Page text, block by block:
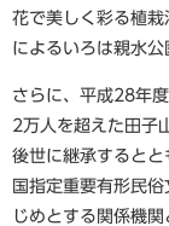
花で美しく彩る植
によるいろは親水公
さらに、平成28年
2万人を超えた田子
後世に継承するとと
国指定重要有形民
じめとする関係機